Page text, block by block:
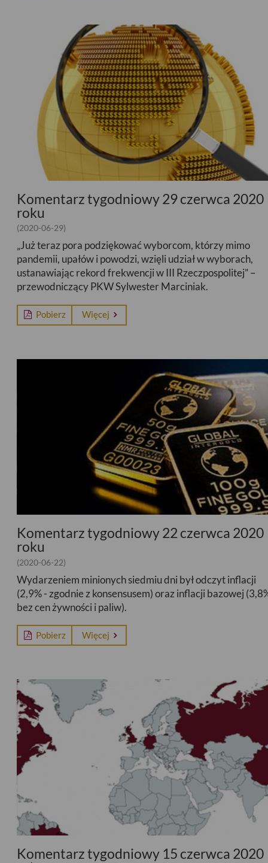
Komentarz tygodniowy 29 czerwca 2020
roku
(2020-06-29)
„Już teraz pora podziękować wyborcom, którzy mimo
pandemii, upałów i powodzi, wzięli udział w wyborach,
ustanawiając rekord frekwencji w III Rzeczpospolitej” –
przewodniczący PKW Sylwester Marciniak.
Pobierz Więcej
Komentarz tygodniowy 22 czerwca 2020
roku
(2020-06-22)
Wydarzeniem minionych siedmiu dni był odczyt inflacji
(2,9% - zgodnie z konsensusem) oraz inflacji bazowej
bez cen żywności i paliw).
Pobierz Więcej
Komentarz tygodniowy 15 czerwca 2020